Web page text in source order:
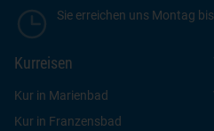
Sie erreichen uns Montag
Kurreisen
Kur in Marienbad
Kur in Franzensbad